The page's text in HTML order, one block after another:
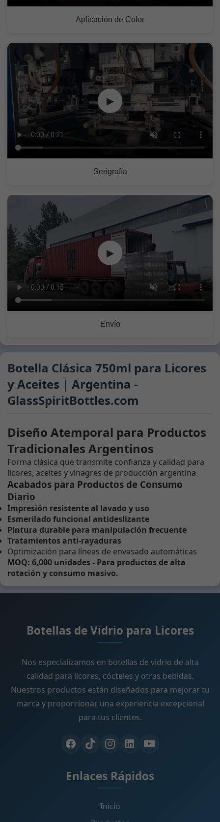
Aplicación de Color
▶
Serigrafía
▶
Envío
Botella Clásica 750ml para Licores
y Aceites | Argentina -
GlassSpiritBottles.com
Diseño Atemporal para Productos
Tradicionales Argentinos
Forma clásica que transmite confianza y calidad para
licores, aceites y vinagres de producción argentina.
Acabados para Productos de Consumo
Diario
Impresión resistente al lavado y uso
Esmerilado funcional antideslizante
Pintura durable para manipulación frecuente
Tratamientos anti-rayaduras
Optimización para líneas de envasado automáticas
MOQ: 6,000 unidades - Para productos de alta
rotación y consumo masivo.
Botellas de Vidrio para Licores
Nos especializamos en botellas de vidrio de alta
calidad para licores, cócteles y otras bebidas.
Nuestros productos están diseñados para mejorar tu
marca y proporcionar una experiencia excepcional
para tus clientes.
Enlaces Rápidos
Inicio